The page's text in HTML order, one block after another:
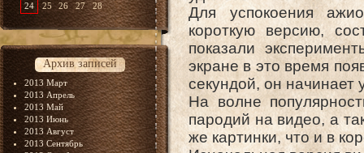
24
25 26 27 28
Архив записей
2013 Март
2013 Апрель
2013 Май
2013 Июнь
2013 Август
2013 Сентябрь
Для успокоения
короткую версию,
показали
экране в это время
секундой, он начинает
На волне
пародий на видео, а
же картинки, что и в